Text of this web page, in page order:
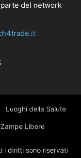
parte del network
Luoghi della Salute
Zampe Libere
diritti sono riservati